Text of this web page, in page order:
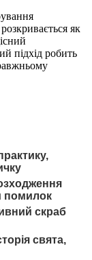
як
підхід робить
помилок
скраб
свята,